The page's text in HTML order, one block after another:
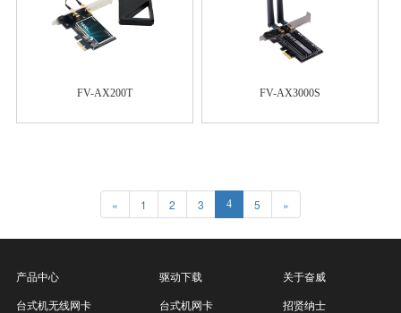
FV-AX200T FV-AX3000S
« 1 2 3 4 5 »
产品中心
台式机无线网卡
驱动下载
台式机网卡
关于奋威
招贤纳士